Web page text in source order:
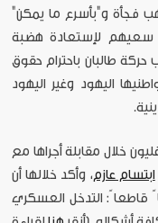
فجأة و"بأسرع ما يمكن"
سعيهم لإستعادة هضبة
طالبان باحترام حقوق
اليهود وغير اليهود
خلال مقابلة أجراها مع
ابتسام عازم، وأكد خلالها أن
قاطعا ً: التدخل العسكري